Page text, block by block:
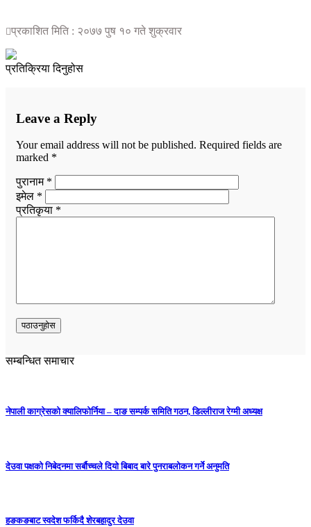
प्रकाशित मिति : २०७७ पुष १० गते शुक्रवार
प्रतिक्रिया दिनुहोस
Leave a Reply
Your email address will not be published. Required fields are
marked *
पुरानाम *
इमेल *
प्रतिकृया *
सम्बन्धित समाचार
नेपाली काग्रेसको क्यालिफोर्निया – दाङ सम्पर्क समिति गठन, डिल्लीराज रेग्मी अध्यक्ष
देउवा पक्षको निबेदनमा सर्बौच्चले दियो बिबाद बारे पुनराबलोकन गर्ने अनुमति
हङकङबाट स्वदेश फर्किदै शेरबहादुर देउवा